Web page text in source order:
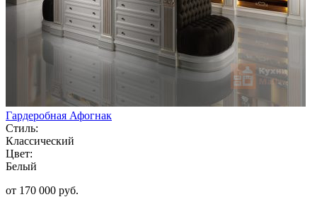
Гардеробная Афогнак
Стиль:
Классический
Цвет:
Белый
от 170 000 руб.